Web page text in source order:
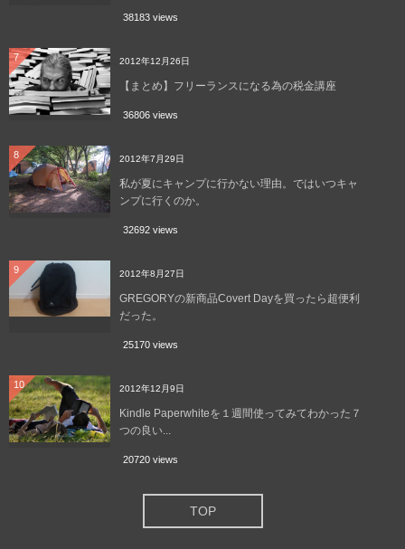
38183 views
7 2012年12月26日
【まとめ】フリーランスになる為の税金講座
36806 views
8 2012年7月29日
私が夏にキャンプに行かない理由。ではいつキャ
ンプに行くのか。
32692 views
9 2012年8月27日
GREGORYの新商品Covert Dayを買ったら超便利
だった。
25170 views
10 2012年12月9日
Kindle Paperwhiteを１週間使ってみてわかった７
つの良い...
20720 views
TOP